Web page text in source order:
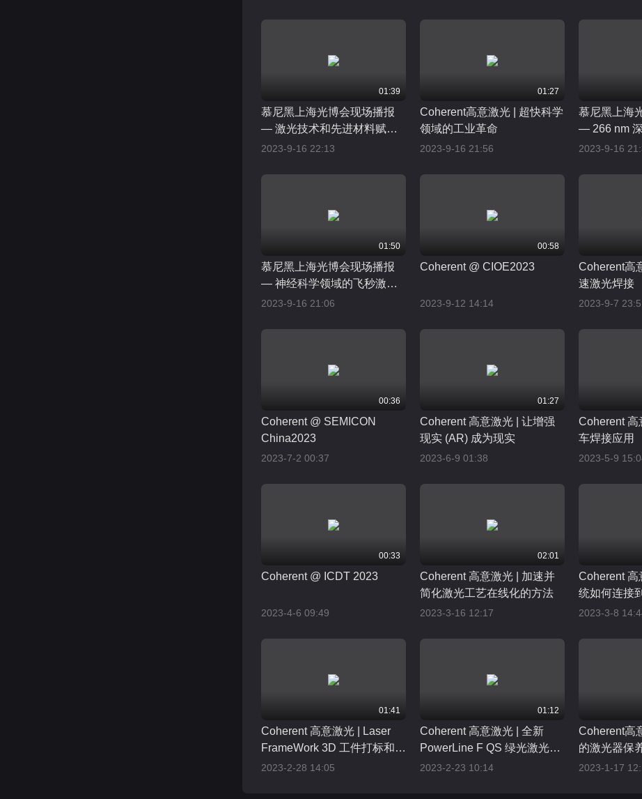
01:39
慕尼黑上海光博会现场播报
— 激光技术和先进材料赋能
AR/VR/MR
2023-9-16 22:13
01:27
Coherent高意激光 | 超快科学
领域的工业革命
2023-9-16 21:56
慕尼黑上海
— 266 nm
& Monaco
2023-9-16
01:50
慕尼黑上海光博会现场播报
— 神经科学领域的飞秒激光
器
2023-9-16 21:06
00:58
Coherent @ CIOE2023
2023-9-12 14:14
Coherent高
速激光焊接
2023-9-7
00:36
Coherent @ SEMICON
China2023
2023-7-2 00:37
01:27
Coherent 高意激光 | 让增强
现实 (AR) 成为现实
2023-6-9 01:38
Coherent 高
车焊接应用
2023-5-9
00:33
Coherent @ ICDT 2023
2023-4-6 09:49
02:01
Coherent 高意激光 | 加速并
简化激光工艺在线化的方法
2023-3-16 12:17
Coherent 高
统如何连接
交换各种数
2023-3-8
01:41
Coherent 高意激光 | Laser
FrameWork 3D 工件打标和雕
刻
2023-2-28 14:05
01:12
Coherent 高意激光 | 全新
PowerLine F QS 绿光激光打
标子系统将半导体IC和有机材
2023-2-23 10:14
Coherent高
的激光器保
2023-1-17